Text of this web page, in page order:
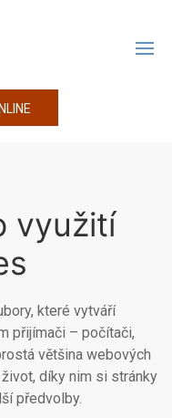
využití
které vytváří
přijímači – počítači,
většina webových
díky nim si stránky
předvolby.